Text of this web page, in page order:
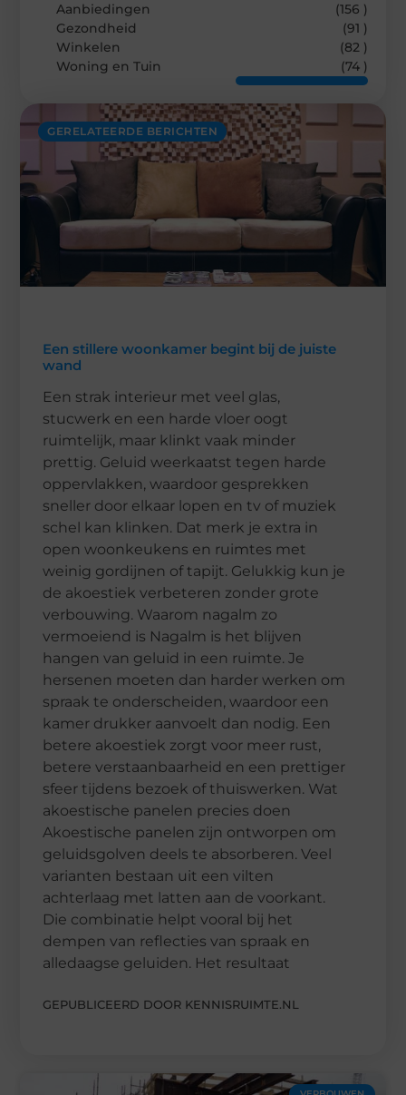
GERELATEERDE BERICHTEN
Een stillere woonkamer begint bij de juiste
wand
Een strak interieur met veel glas,
stucwerk en een harde vloer oogt
ruimtelijk, maar klinkt vaak minder
prettig. Geluid weerkaatst tegen harde
oppervlakken, waardoor gesprekken
sneller door elkaar lopen en tv of muziek
schel kan klinken. Dat merk je extra in
open woonkeukens en ruimtes met
weinig gordijnen of tapijt. Gelukkig kun je
de akoestiek verbeteren zonder grote
verbouwing. Waarom nagalm zo
vermoeiend is Nagalm is het blijven
hangen van geluid in een ruimte. Je
hersenen moeten dan harder werken om
spraak te onderscheiden, waardoor een
kamer drukker aanvoelt dan nodig. Een
betere akoestiek zorgt voor meer rust,
betere verstaanbaarheid en een prettiger
sfeer tijdens bezoek of thuiswerken. Wat
akoestische panelen precies doen
Akoestische panelen zijn ontworpen om
geluidsgolven deels te absorberen. Veel
varianten bestaan uit een vilten
achterlaag met latten aan de voorkant.
Die combinatie helpt vooral bij het
dempen van reflecties van spraak en
alledaagse geluiden. Het resultaat
GEPUBLICEERD DOOR KENNISRUIMTE.NL
Aanbiedingen
(156 )
Gezondheid
(91 )
Winkelen
(82 )
Woning en Tuin
(74 )